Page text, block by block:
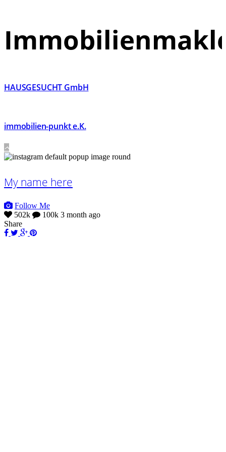
HAUSGESUCHT GmbH
immobilien-punkt e.K.
My name here
Follow Me
502k
100k 3 month ago
Share